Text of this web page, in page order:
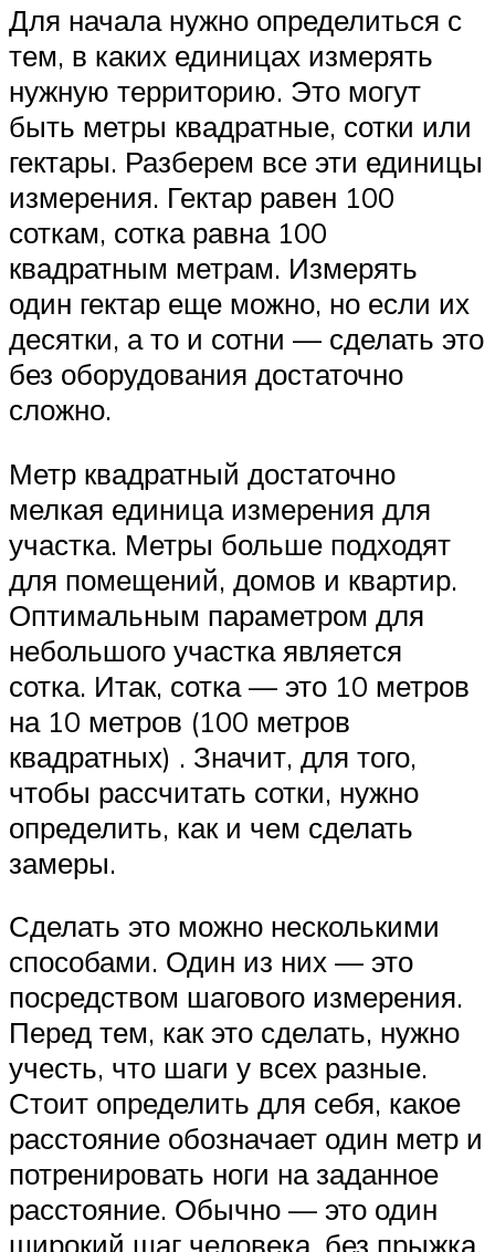
Для начала нужно определиться с
тем, в каких единицах измерять
нужную территорию. Это могут
быть метры квадратные, сотки или
гектары. Разберем все эти единицы
измерения. Гектар равен 100
соткам, сотка равна 100
квадратным метрам. Измерять
один гектар еще можно, но если их
десятки, а то и сотни — сделать это
без оборудования достаточно
сложно.
Метр квадратный достаточно
мелкая единица измерения для
участка. Метры больше подходят
для помещений, домов и квартир.
Оптимальным параметром для
небольшого участка является
сотка. Итак, сотка — это 10 метров
на 10 метров (100 метров
квадратных) . Значит, для того,
чтобы рассчитать сотки, нужно
определить, как и чем сделать
замеры.
Сделать это можно несколькими
способами. Один из них — это
посредством шагового измерения.
Перед тем, как это сделать, нужно
учесть, что шаги у всех разные.
Стоит определить для себя, какое
расстояние обозначает один метр и
потренировать ноги на заданное
расстояние. Обычно — это один
широкий шаг человека, без прыжка.